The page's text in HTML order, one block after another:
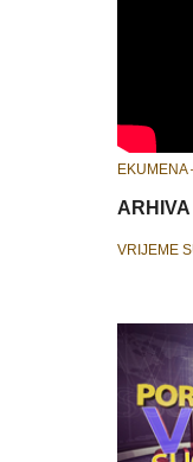
EKUMENA
ARHIVA
VRIJEME